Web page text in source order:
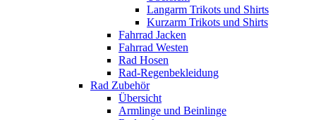
Langarm Trikots und Shirts
Kurzarm Trikots und Shirts
Fahrrad Jacken
Fahrrad Westen
Rad Hosen
Rad-Regenbekleidung
Rad Zubehör
Übersicht
Armlinge und Beinlinge